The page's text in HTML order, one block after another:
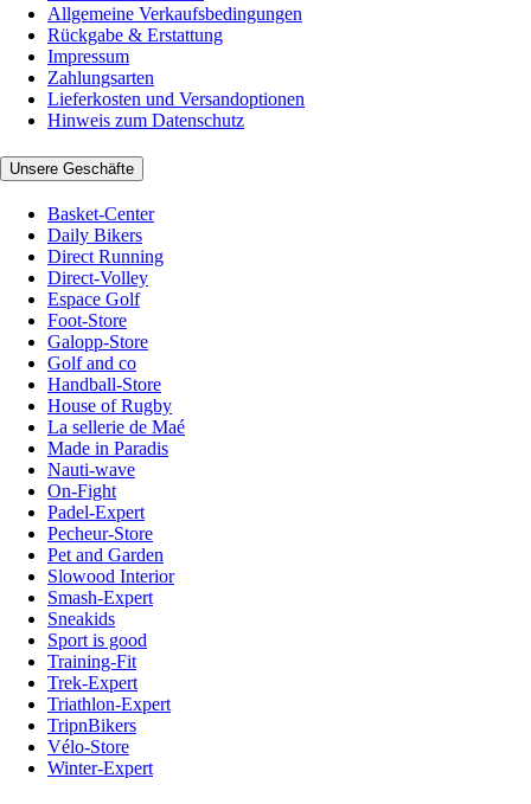
Allgemeine Verkaufsbedingungen
Rückgabe & Erstattung
Impressum
Zahlungsarten
Lieferkosten und Versandoptionen
Hinweis zum Datenschutz
Unsere Geschäfte
Basket-Center
Daily Bikers
Direct Running
Direct-Volley
Espace Golf
Foot-Store
Galopp-Store
Golf and co
Handball-Store
House of Rugby
La sellerie de Maé
Made in Paradis
Nauti-wave
On-Fight
Padel-Expert
Pecheur-Store
Pet and Garden
Slowood Interior
Smash-Expert
Sneakids
Sport is good
Training-Fit
Trek-Expert
Triathlon-Expert
TripnBikers
Vélo-Store
Winter-Expert